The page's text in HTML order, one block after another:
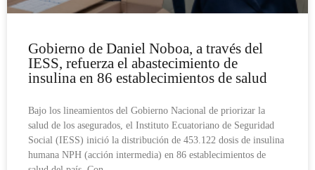
Gobierno de Daniel Noboa, a través del
IESS, refuerza el abastecimiento de
insulina en 86 establecimientos de salud
Bajo los lineamientos del Gobierno Nacional de priorizar la
salud de los asegurados, el Instituto Ecuatoriano de Seguridad
Social (IESS) inició la distribución de 453.122 dosis de insulina
humana NPH (acción intermedia) en 86 establecimientos de